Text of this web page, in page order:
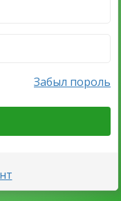
Забыл пороль